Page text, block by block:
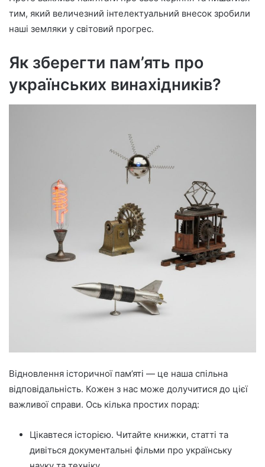
тим, який величезний інтелектуальний внесок зробили
наші земляки у світовий прогрес.
Як зберегти пам’ять про
українських винахідників?
Відновлення історичної пам’яті — це наша спільна
відповідальність. Кожен з нас може долучитися до цієї
важливої справи. Ось кілька простих порад:
Цікавтеся історією. Читайте книжки, статті та
дивіться документальні фільми про українську